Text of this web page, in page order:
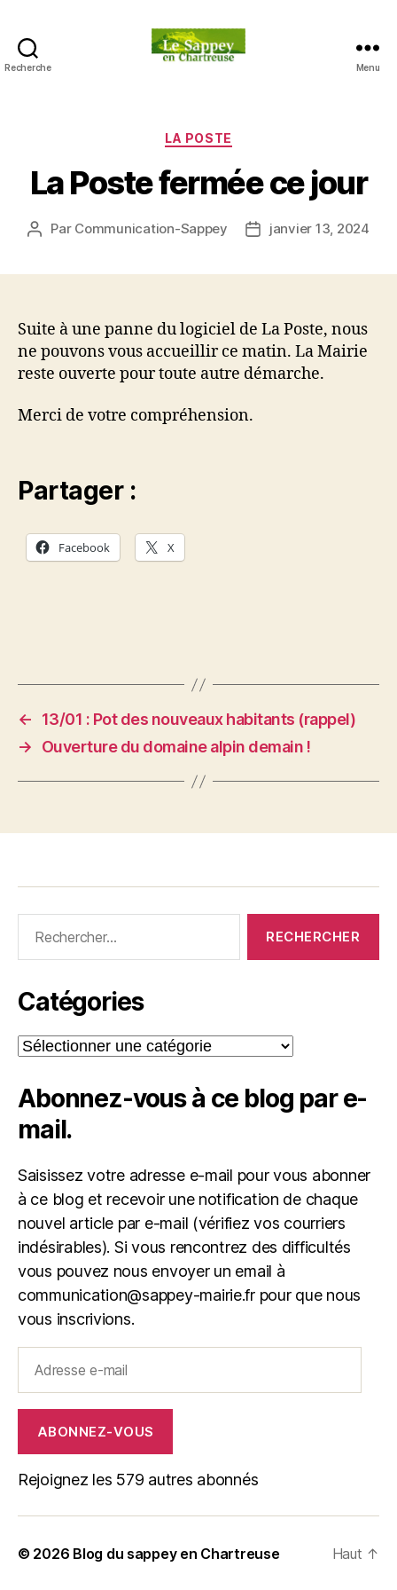
Recherche
en
Chartreuse
Menu
Catégories
LA POSTE
La Poste fermée ce jour
Auteur
Par Communication-Sappey
Datejanvier 13, 2024
Suite à une panne du logiciel de La Poste, nous
ne pouvons vous accueillir ce matin. La Mairie
reste ouverte pour toute autre démarche.
Merci de votre compréhension.
Partager :
Facebook X
←
13/01 : Pot des nouveaux habitants (rappel)
→
Ouverture du domaine alpin demain !
Catégories
Catégories
Abonnez-vous à ce blog par e-
mail.
Saisissez votre adresse e-mail pour vous abonner
à ce blog et recevoir une notification de chaque
nouvel article par e-mail (vérifiez vos courriers
indésirables). Si vous rencontrez des difficultés
vous pouvez nous envoyer un email à
communication@sappey-mairie.fr pour que nous
vous inscrivions.
ABONNEZ-VOUS
Rejoignez les 579 autres abonnés
© 2026 Blog du sappey en Chartreuse Haut ↑